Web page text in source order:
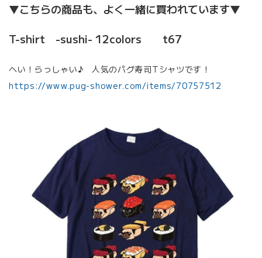
▼こちらの商品も、よく一緒に買われています▼
T-shirt -sushi- 12colors t67
へい！らっしゃい♪ 人気のパグ寿司Tシャツです！
https://www.pug-shower.com/items/70757512